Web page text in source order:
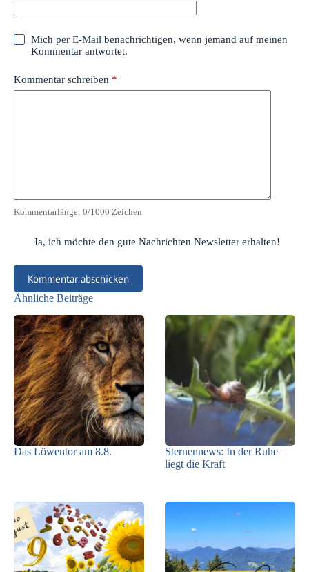
Mich per E-Mail benachrichtigen, wenn jemand auf meinen
Kommentar antwortet.
Kommentar schreiben *
Kommentarlänge: 0/1000 Zeichen
Ja, ich möchte den gute Nachrichten Newsletter erhalten!
Kommentar abschicken
Ähnliche Beiträge
Das Löwentor am 8.8.
Sternennews: In der Ruhe
liegt die Kraft